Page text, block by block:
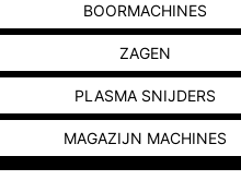
BOORMACHINES
ZAGEN
PLASMA SNIJDERS
MAGAZIJN MACHINES